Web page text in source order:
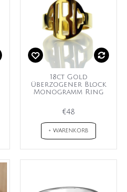
18ct Gold
überzogener Block
Monogramm Ring
€48
+ WARENKORB